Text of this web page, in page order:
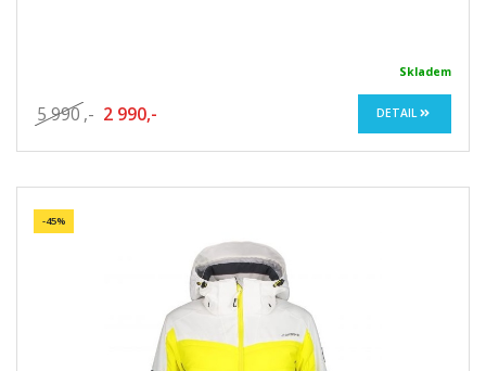
Skladem
5 990,- 2 990,- DETAIL
-45%